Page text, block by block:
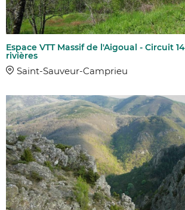
Espace VTT Massif de l'Aigoual - Circuit
rivières
Saint-Sauveur-Camprieu